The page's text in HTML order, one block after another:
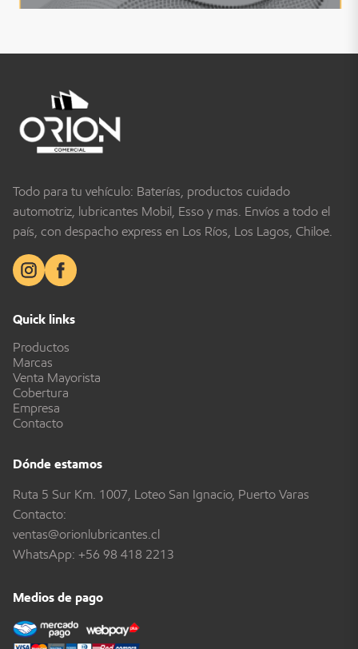
Todo para tu vehículo: Baterías, productos cuidado
automotriz, lubricantes Mobil, Esso y más. Envíos a todo el
país, con despacho express en Los Ríos, Los Lagos, Chiloé.
Quick links
Productos
Marcas
Venta Mayorista
Cobertura
Empresa
Contacto
Dónde estamos
Ruta 5 Sur Km. 1007, Loteo San Ignacio, Puerto Varas
Contacto:
ventas@orionlubricantes.cl
WhatsApp: +56 98 418 2213
Medios de pago